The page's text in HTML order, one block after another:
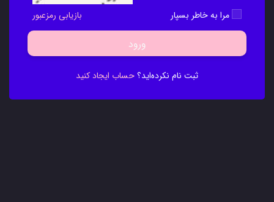
مرا به خاطر بسپار بازیابی رمزعبور
ورود
ثبت نام نکرده‌اید؟ حساب ایجاد کنید